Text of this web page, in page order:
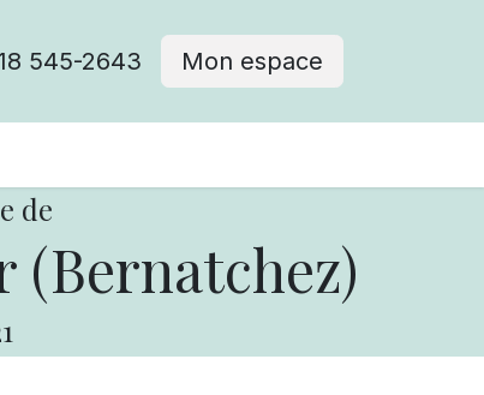
545-2643 Mon espace
de
(Bernatchez)